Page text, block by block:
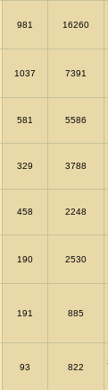
981 16260
1037 7391
581 5586
329 3788
458 2248
190 2530
191 885
93 822